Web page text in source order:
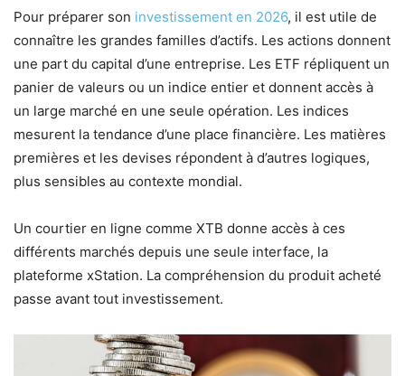
Pour préparer son investissement en 2026, il est utile de
connaître les grandes familles d’actifs. Les actions donnent
une part du capital d’une entreprise. Les ETF répliquent un
panier de valeurs ou un indice entier et donnent accès à
un large marché en une seule opération. Les indices
mesurent la tendance d’une place financière. Les matières
premières et les devises répondent à d’autres logiques,
plus sensibles au contexte mondial.
Un courtier en ligne comme XTB donne accès à ces
différents marchés depuis une seule interface, la
plateforme xStation. La compréhension du produit acheté
passe avant tout investissement.